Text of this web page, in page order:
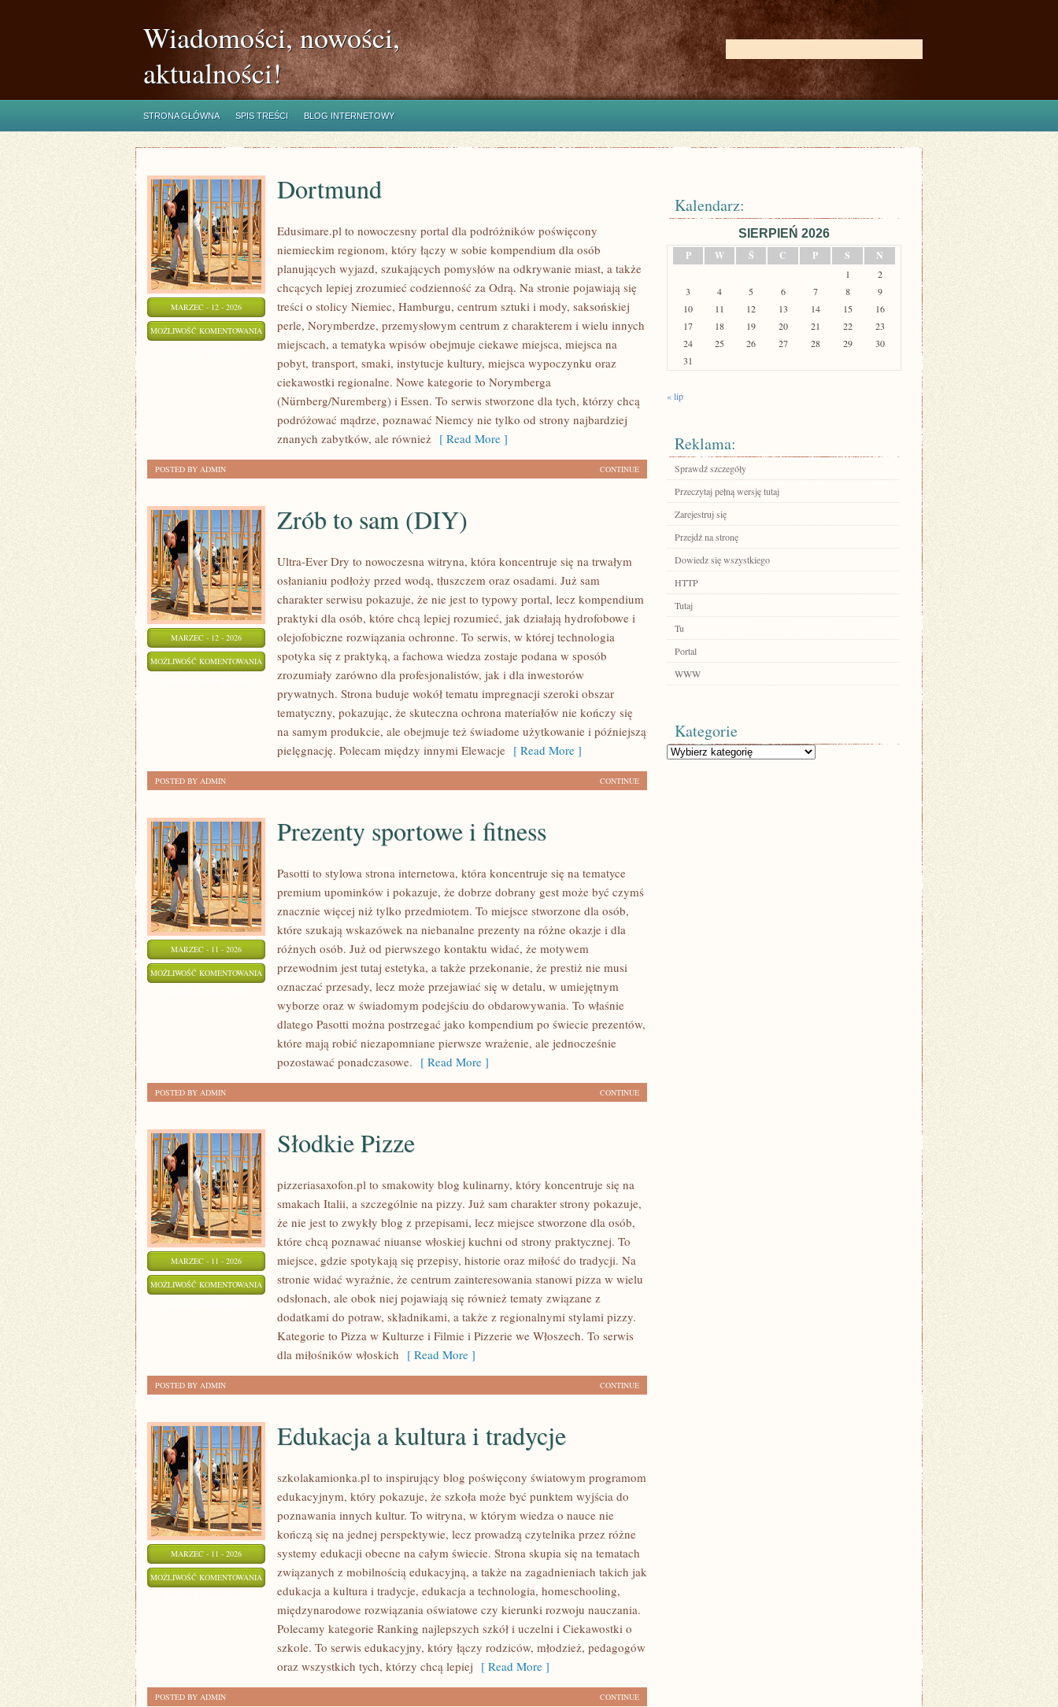
Wiadomości, nowości,
aktualności!
STRONA GŁÓWNA SPIS TREŚCI BLOG INTERNETOWY
MARZEC - 12 - 2026
MOŻLIWOŚĆ KOMENTOWANIA DORTMUND
Dortmund
Edusimare.pl to nowoczesny portal dla podróżników poświęcony
niemieckim regionom, który łączy w sobie kompendium dla osób
planujących wyjazd, szukających pomysłów na odkrywanie miast, a także
chcących lepiej zrozumieć codzienność za Odrą. Na stronie pojawiają się
treści o stolicy Niemiec, Hamburgu, centrum sztuki i mody, saksońskiej
perle, Norymberdze, przemysłowym centrum z charakterem i wielu innych
miejscach, a tematyka wpisów obejmuje ciekawe miejsca, miejsca na
pobyt, transport, smaki, instytucje kultury, miejsca wypoczynku oraz
ciekawostki regionalne. Nowe kategorie to Norymberga
(Nürnberg/Nuremberg) i Essen. To serwis stworzone dla tych, którzy chcą
podróżować mądrze, poznawać Niemcy nie tylko od strony najbardziej
znanych zabytków, ale również [ Read More ]
CONTINUE
POSTED BY ADMIN
MARZEC - 12 - 2026
MOŻLIWOŚĆ KOMENTOWANIA ZRÓB
SAM
(DIY)
Zrób to sam (DIY)
Ultra-Ever Dry to nowoczesna witryna, która koncentruje się na trwałym
osłanianiu podłoży przed wodą, tłuszczem oraz osadami. Już sam
charakter serwisu pokazuje, że nie jest to typowy portal, lecz kompendium
praktyki dla osób, które chcą lepiej rozumieć, jak działają hydrofobowe i
olejofobiczne rozwiązania ochronne. To serwis, w której technologia
spotyka się z praktyką, a fachowa wiedza zostaje podana w sposób
zrozumiały zarówno dla profesjonalistów, jak i dla inwestorów
prywatnych. Strona buduje wokół tematu impregnacji szeroki obszar
tematyczny, pokazując, że skuteczna ochrona materiałów nie kończy się
na samym produkcie, ale obejmuje też świadome użytkowanie i późniejszą
pielęgnację. Polecam między innymi Elewacje [ Read More ]
CONTINUE
POSTED BY ADMIN
MARZEC - 11 - 2026
MOŻLIWOŚĆ KOMENTOWANIA PREZENTY
SPORTOWE
FITNESS
Prezenty sportowe i fitness
Pasotti to stylowa strona internetowa, która koncentruje się na tematyce
premium upominków i pokazuje, że dobrze dobrany gest może być czymś
znacznie więcej niż tylko przedmiotem. To miejsce stworzone dla osób,
które szukają wskazówek na niebanalne prezenty na różne okazje i dla
różnych osób. Już od pierwszego kontaktu widać, że motywem
przewodnim jest tutaj estetyka, a także przekonanie, że prestiż nie musi
oznaczać przesady, lecz może przejawiać się w detalu, w umiejętnym
wyborze oraz w świadomym podejściu do obdarowywania. To właśnie
dlatego Pasotti można postrzegać jako kompendium po świecie prezentów,
które mają robić niezapomniane pierwsze wrażenie, ale jednocześnie
pozostawać ponadczasowe. [ Read More ]
CONTINUE
POSTED BY ADMIN
MARZEC - 11 - 2026
MOŻLIWOŚĆ KOMENTOWANIA SŁODKIE
PIZZE
Słodkie Pizze
pizzeriasaxofon.pl to smakowity blog kulinarny, który koncentruje się na
smakach Italii, a szczególnie na pizzy. Już sam charakter strony pokazuje,
że nie jest to zwykły blog z przepisami, lecz miejsce stworzone dla osób,
które chcą poznawać niuanse włoskiej kuchni od strony praktycznej. To
miejsce, gdzie spotykają się przepisy, historie oraz miłość do tradycji. Na
stronie widać wyraźnie, że centrum zainteresowania stanowi pizza w wielu
odsłonach, ale obok niej pojawiają się również tematy związane z
dodatkami do potraw, składnikami, a także z regionalnymi stylami pizzy.
Kategorie to Pizza w Kulturze i Filmie i Pizzerie we Włoszech. To serwis
dla miłośników włoskich [ Read More ]
CONTINUE
POSTED BY ADMIN
MARZEC - 11 - 2026
MOŻLIWOŚĆ KOMENTOWANIA EDUKACJA
KULTURA
TRADYCJE
Edukacja a kultura i tradycje
szkolakamionka.pl to inspirujący blog poświęcony światowym programom
edukacyjnym, który pokazuje, że szkoła może być punktem wyjścia do
poznawania innych kultur. To witryna, w którym wiedza o nauce nie
kończą się na jednej perspektywie, lecz prowadzą czytelnika przez różne
systemy edukacji obecne na całym świecie. Strona skupia się na tematach
związanych z mobilnością edukacyjną, a także na zagadnieniach takich jak
edukacja a kultura i tradycje, edukacja a technologia, homeschooling,
międzynarodowe rozwiązania oświatowe czy kierunki rozwoju nauczania.
Polecamy kategorie Ranking najlepszych szkół i uczelni i Ciekawostki o
szkole. To serwis edukacyjny, który łączy rodziców, młodzież, pedagogów
oraz wszystkich tych, którzy chcą lepiej [ Read More ]
CONTINUE
POSTED BY ADMIN
Kalendarz:
SIERPIEŃ 2026
P
W Ś C P S N
1
2
3
4 5 6 7 8
9
10
11 12 13 14 15
16
17
18 19 20 21 22
23
24
25 26 27 28 29
30
31
« lip
Reklama:
Sprawdź szczegóły
Przeczytaj pełną wersję tutaj
Zarejestruj się
Przejdź na stronę
Dowiedz się wszystkiego
HTTP
Tutaj
Tu
Portal
WWW
Kategorie
Kategorie